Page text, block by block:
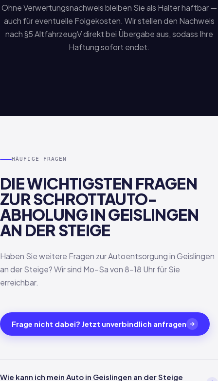
Ohne Verwertungsnachweis bleiben Sie als Halter haftbar —
auch für eventuelle Folgekosten. Wir stellen den Nachweis
nach §5 AltfahrzeugV direkt bei Übergabe aus, sodass Ihre
Haftung sofort endet.
HÄUFIGE FRAGEN
DIE WICHTIGSTEN FRAGEN
ZUR SCHROTTAUTO-
ABHOLUNG IN GEISLINGEN
AN DER STEIGE
Haben Sie weitere Fragen zur Autoentsorgung in Geislingen
an der Steige? Wir sind Mo–Sa von 8–18 Uhr für Sie
erreichbar.
Frage nicht dabei? Jetzt unverbindlich anfragen
Wie kann ich mein Auto in Geislingen an der Steige